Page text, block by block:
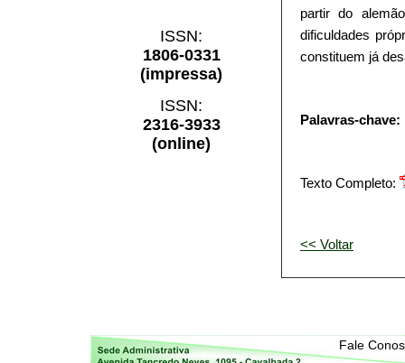
partir do
dificuldades
constituem já
Palavras-chave:
Texto Completo:
<< Voltar
ISSN:
1806-0331
(impressa)
ISSN:
2316-3933
(online)
Fale